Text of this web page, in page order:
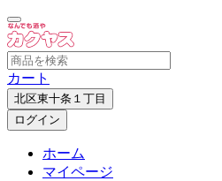
カート
北区東十条１丁目
ログイン
ホーム
マイページ